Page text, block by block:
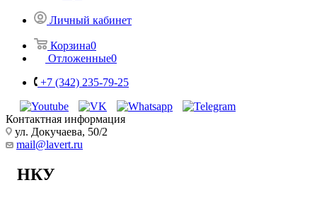
Личный кабинет
Корзина0
Отложенные0
+7 (342) 235-79-25
Контактная информация
ул. Докучаева, 50/2
mail@lavert.ru
НКУ